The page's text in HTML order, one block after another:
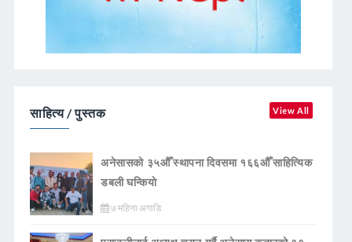
साहित्य / पुस्तक View All
अनेसासको ३५औँ स्थापना दिवसमा १६६औँ साहित्यिक
डबली घन्कियाे
७ महिना अगाडि